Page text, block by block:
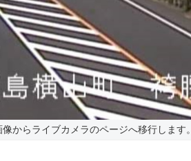
からライブカメラのページへ移行します。